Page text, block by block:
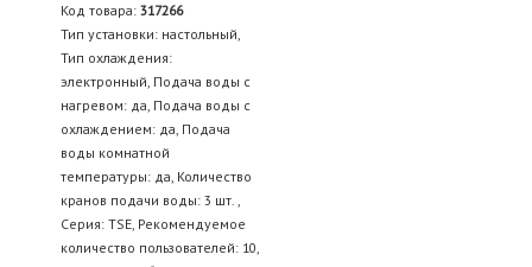
Код товара: 317266
Тип установки: настольный,
Тип охлаждения:
электронный, Подача воды с
нагревом: да, Подача воды с
охлаждением: да, Подача
воды комнатной
температуры: да, Количество
кранов подачи воды: 3 шт. ,
Серия: TSE, Рекомендуемое
количество пользователей: 10,